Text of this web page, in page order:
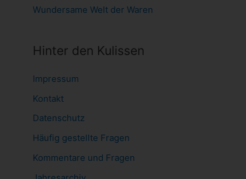
Wundersame Welt der Waren
Hinter den Kulissen
Impressum
Kontakt
Datenschutz
Häufig gestellte Fragen
Kommentare und Fragen